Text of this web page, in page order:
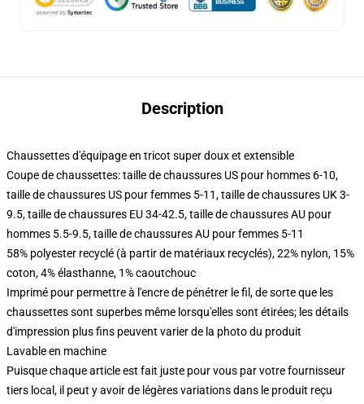
Description
Chaussettes d'équipage en tricot super doux et extensible
Coupe de chaussettes: taille de chaussures US pour hommes 6-10,
taille de chaussures US pour femmes 5-11, taille de chaussures UK 3-
9.5, taille de chaussures EU 34-42.5, taille de chaussures AU pour
hommes 5.5-9.5, taille de chaussures AU pour femmes 5-11
58% polyester recyclé (à partir de matériaux recyclés), 22% nylon, 15%
coton, 4% élasthanne, 1% caoutchouc
Imprimé pour permettre à l'encre de pénétrer le fil, de sorte que les
chaussettes sont superbes même lorsqu'elles sont étirées; les détails
d'impression plus fins peuvent varier de la photo du produit
Lavable en machine
Puisque chaque article est fait juste pour vous par votre fournisseur
tiers local, il peut y avoir de légères variations dans le produit reçu